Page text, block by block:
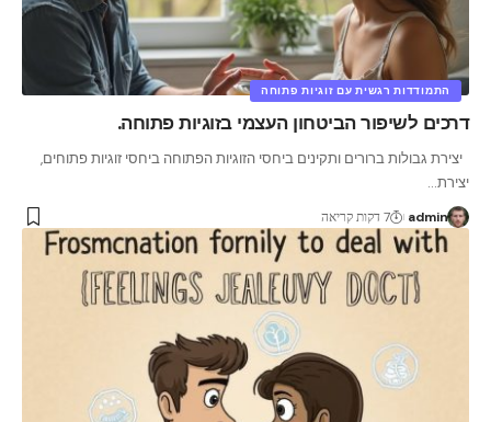
התמודדות רגשית עם זוגיות פתוחה
דרכים לשיפור הביטחון העצמי בזוגיות פתוחה.
יצירת גבולות ברורים ותקינים ביחסי הזוגיות הפתוחה ביחסי זוגיות פתוחים,
יצירת…
admin 7 דקות קריאה